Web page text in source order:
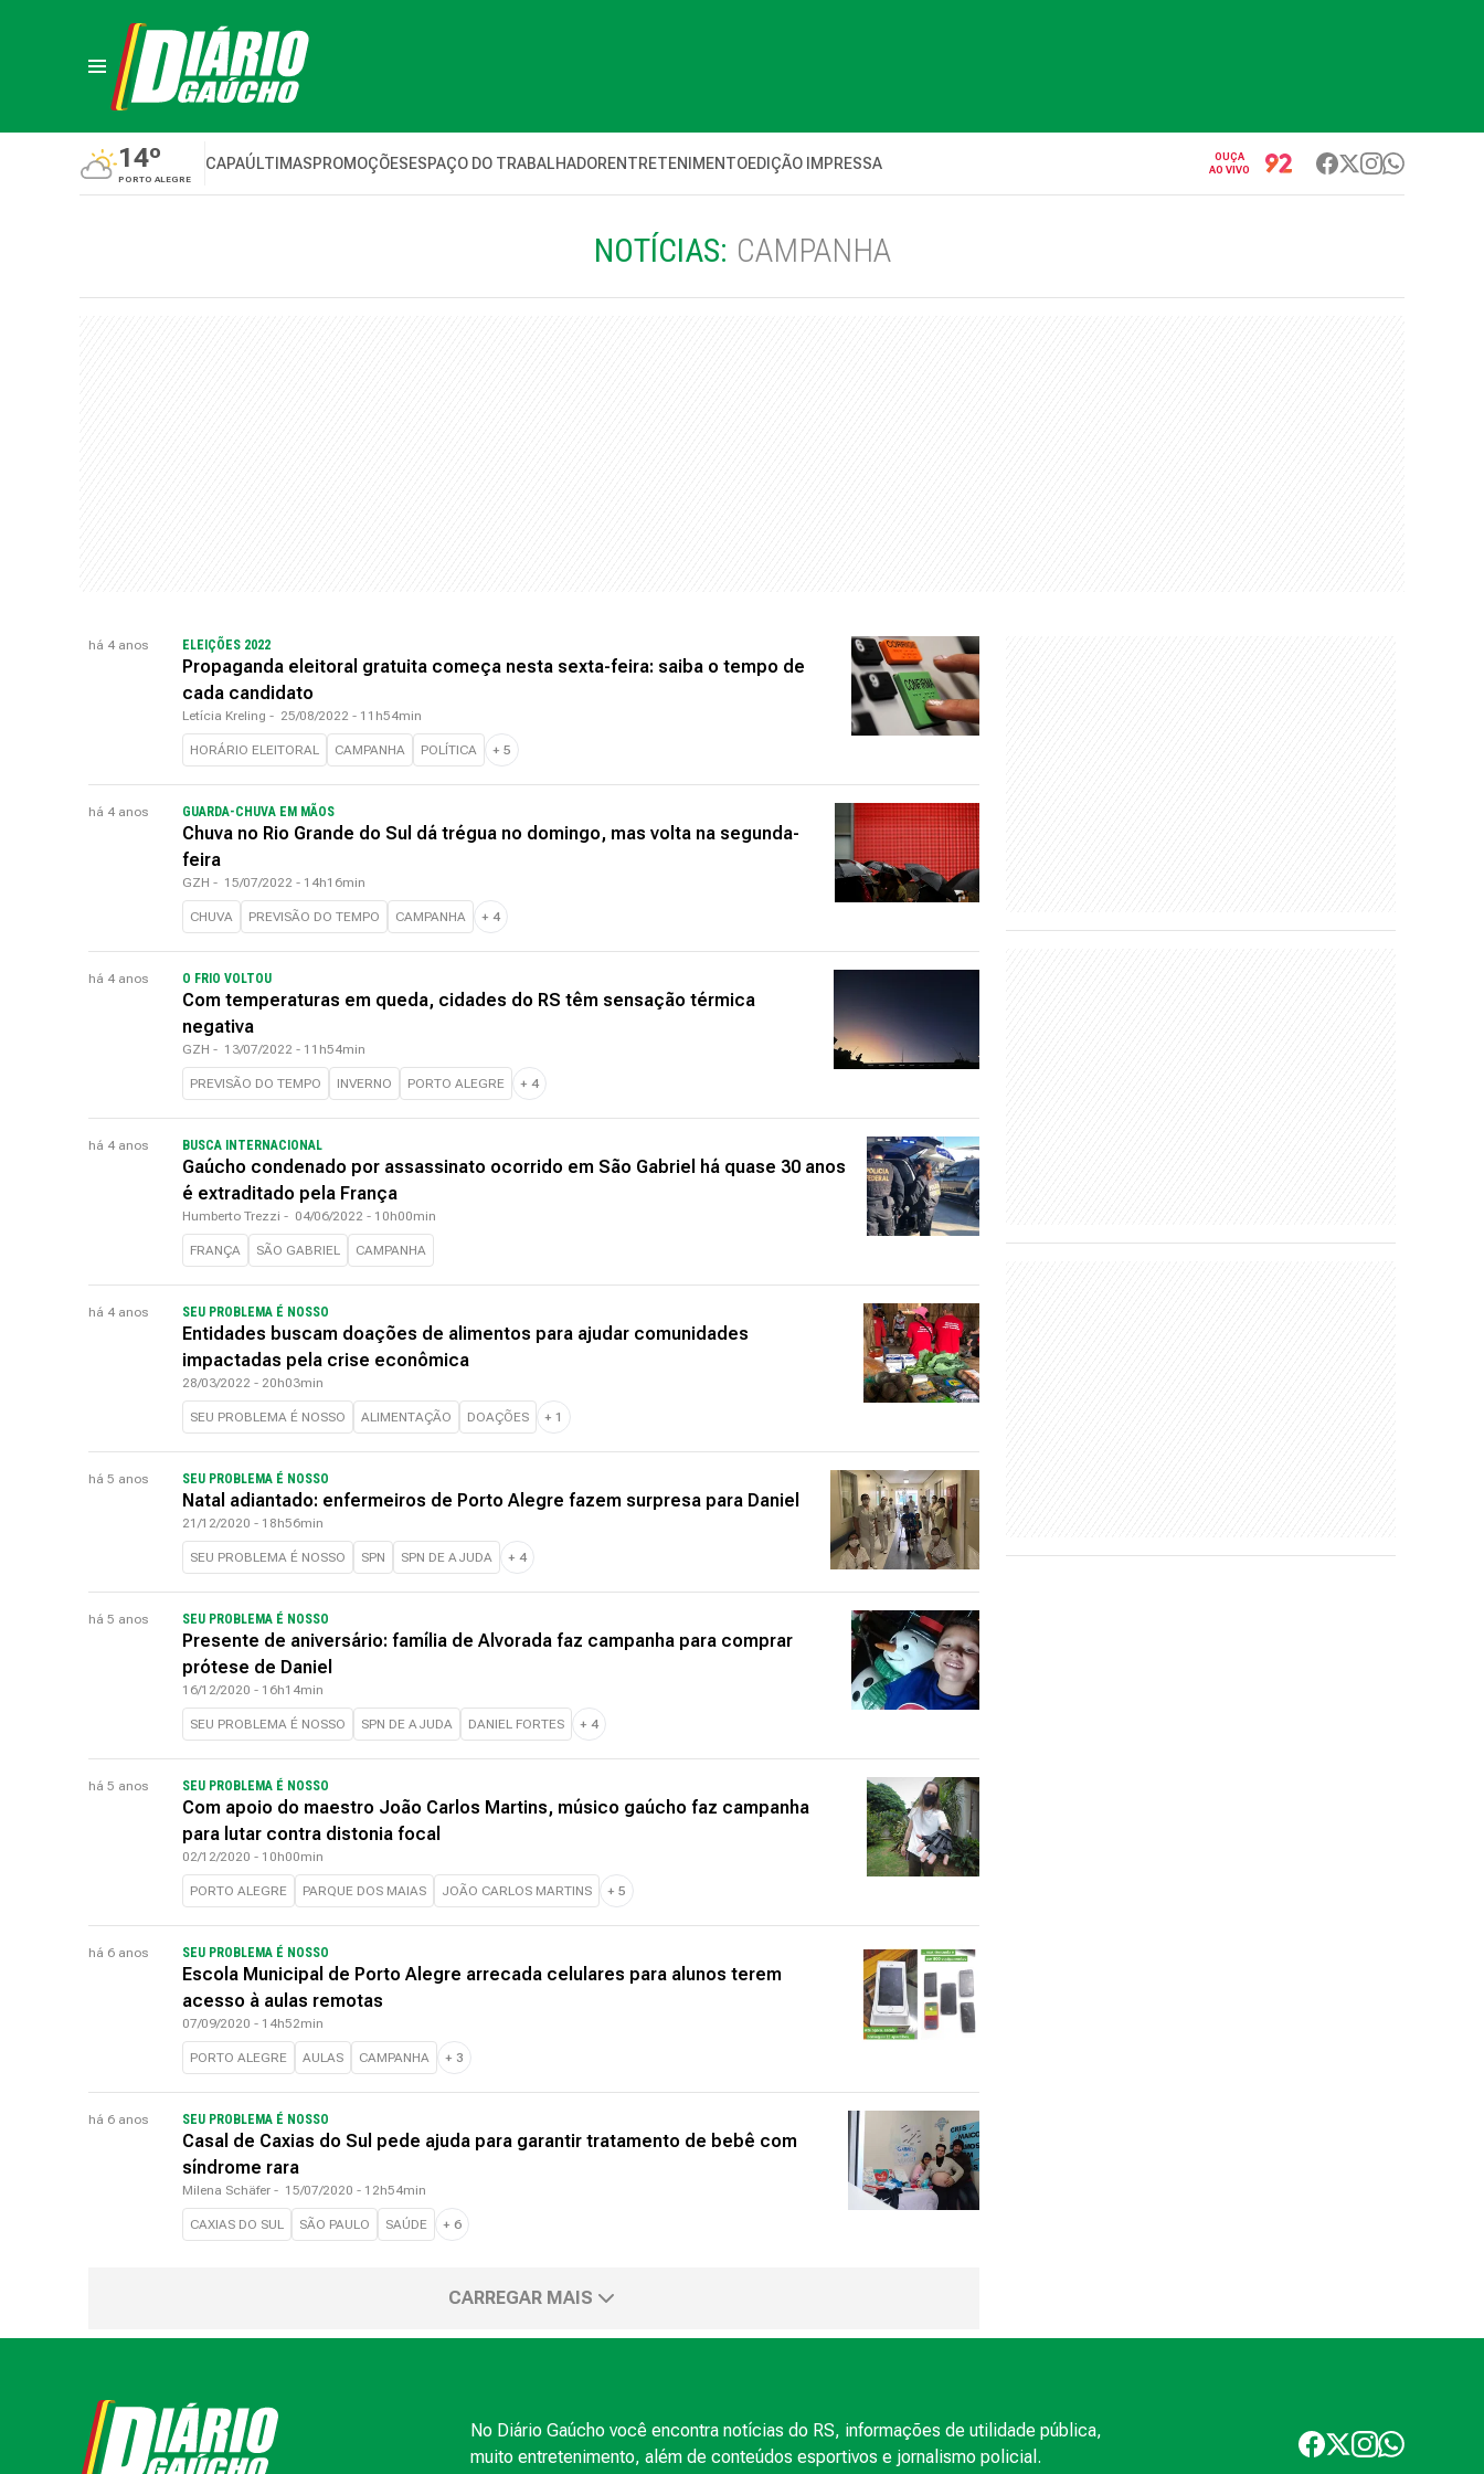
14º
PORTO ALEGRE
CAPAÚLTIMASPROMOÇÕESESPAÇO DO TRABALHADORENTRETENIMENTOEDIÇÃO IMPRESSA
OUÇA
AO VIVO
NOTÍCIAS: CAMPANHA
há 4 anos ELEIÇÕES 2022
Propaganda eleitoral gratuita começa nesta sexta-feira: saiba o tempo de
cada candidato
Letícia Kreling - 25/08/2022 - 11h54min
HORÁRIO ELEITORAL CAMPANHA POLÍTICA + 5
há 4 anos GUARDA-CHUVA EM MÃOS
Chuva no Rio Grande do Sul dá trégua no domingo, mas volta na segunda-
feira
GZH - 15/07/2022 - 14h16min
CHUVA PREVISÃO DO TEMPO CAMPANHA + 4
há 4 anos O FRIO VOLTOU
Com temperaturas em queda, cidades do RS têm sensação térmica
negativa
GZH - 13/07/2022 - 11h54min
PREVISÃO DO TEMPO INVERNO PORTO ALEGRE + 4
há 4 anos BUSCA INTERNACIONAL
Gaúcho condenado por assassinato ocorrido em São Gabriel há quase 30 anos
é extraditado pela França
Humberto Trezzi - 04/06/2022 - 10h00min
FRANÇA SÃO GABRIEL CAMPANHA
há 4 anos SEU PROBLEMA É NOSSO
Entidades buscam doações de alimentos para ajudar comunidades
impactadas pela crise econômica
28/03/2022 - 20h03min
SEU PROBLEMA É NOSSO ALIMENTAÇÃO DOAÇÕES + 1
há 5 anos SEU PROBLEMA É NOSSO
Natal adiantado: enfermeiros de Porto Alegre fazem surpresa para Daniel
21/12/2020 - 18h56min
SEU PROBLEMA É NOSSO SPN SPN DE AJUDA + 4
há 5 anos SEU PROBLEMA É NOSSO
Presente de aniversário: família de Alvorada faz campanha para comprar
prótese de Daniel
16/12/2020 - 16h14min
SEU PROBLEMA É NOSSO SPN DE AJUDA DANIEL FORTES + 4
há 5 anos SEU PROBLEMA É NOSSO
Com apoio do maestro João Carlos Martins, músico gaúcho faz campanha
para lutar contra distonia focal
02/12/2020 - 10h00min
PORTO ALEGRE PARQUE DOS MAIAS JOÃO CARLOS MARTINS + 5
há 6 anos SEU PROBLEMA É NOSSO
Escola Municipal de Porto Alegre arrecada celulares para alunos terem
acesso à aulas remotas
07/09/2020 - 14h52min
PORTO ALEGRE AULAS CAMPANHA + 3
há 6 anos SEU PROBLEMA É NOSSO
Casal de Caxias do Sul pede ajuda para garantir tratamento de bebê com
síndrome rara
Milena Schäfer - 15/07/2020 - 12h54min
CAXIAS DO SUL SÃO PAULO SAÚDE + 6
CARREGAR MAIS
No Diário Gaúcho você encontra notícias do RS, informações de utilidade pública,
muito entretenimento, além de conteúdos esportivos e jornalismo policial.